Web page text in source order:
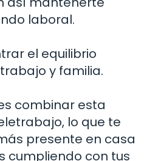
laboral.
el equilibrio
y familia.
combinar esta
lo que te
presente en casa
cumpliendo con tus